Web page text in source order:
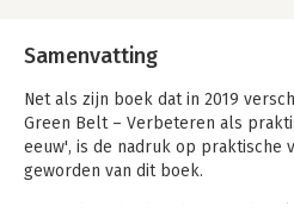
Samenvatting
Net als zijn boek dat in 2019
Green Belt – Verbeteren als
eeuw', is de nadruk op praktische
geworden van dit boek.